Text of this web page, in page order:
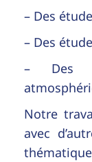
– Des
– Des
– Des
Notre
avec